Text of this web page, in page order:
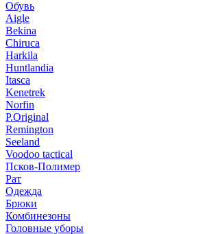
Обувь
Aigle
Bekina
Chiruсa
Harkila
Huntlandia
Itasca
Kenetrek
Norfin
P.Original
Remington
Seeland
Voodoo tactical
Псков-Полимер
Рат
Одежда
Брюки
Комбинезоны
Головные уборы